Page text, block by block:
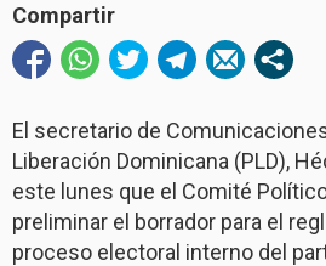
Compartir
El secretario de
Liberación Dominicana (PLD),
este lunes que el Comité
preliminar el borrador para el
proceso electoral interno del